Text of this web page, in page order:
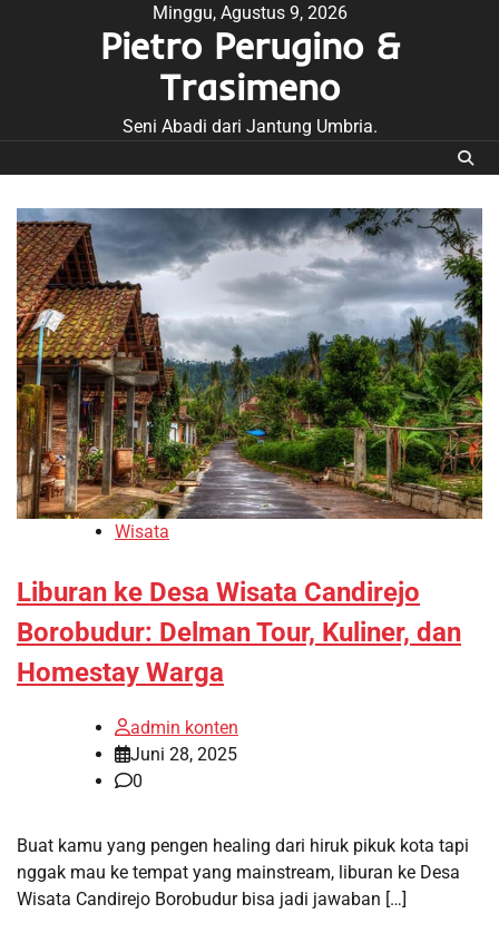
Minggu, Agustus 9, 2026
Pietro Perugino &
Trasimeno
Seni Abadi dari Jantung Umbria.
Wisata
Liburan ke Desa Wisata Candirejo
Borobudur: Delman Tour, Kuliner, dan
Homestay Warga
admin konten
Juni 28, 2025
0
Buat kamu yang pengen healing dari hiruk pikuk kota tapi
nggak mau ke tempat yang mainstream, liburan ke Desa
Wisata Candirejo Borobudur bisa jadi jawaban […]